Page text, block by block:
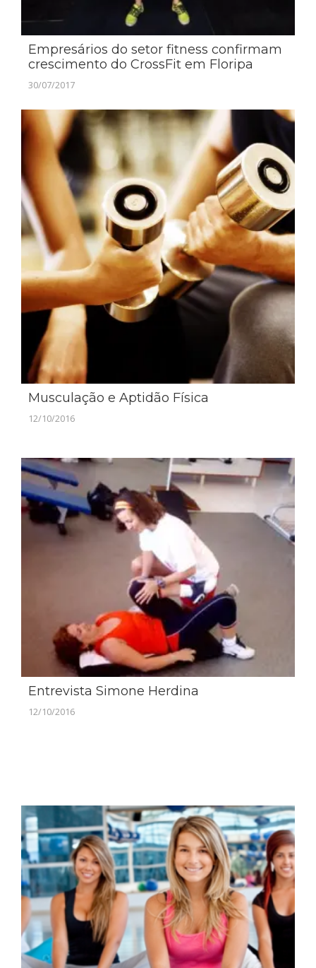
Empresários do setor fitness confirmam
crescimento do CrossFit em Floripa
30/07/2017
Musculação e Aptidão Física
12/10/2016
Entrevista Simone Herdina
12/10/2016